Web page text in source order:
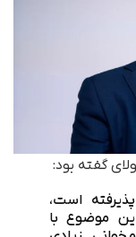
گفته بود:
است،
موضوع با